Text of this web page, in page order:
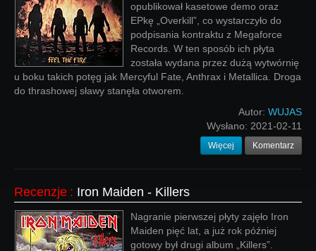
opublikował kasetowe demo oraz
EPkę „Overkill”, co wystarczyło do
podpisania kontraktu z Megaforce
Records. W ten sposób ich płyta
została wydana przez dużą wytwórnię
u boku takich potęg jak Mercyful Fate, Anthrax i Metallica. Droga
do thrashowej sławy stanęła otworem.
Autor: WUJAS
Wysłano: 2021-02-11
Więcej Komentarz
Recenzje : Iron Maiden - Killers
Nagranie pierwszej płyty zajęło Iron
Maiden pięć lat, a już rok później
gotowy był drugi album „Killers”.